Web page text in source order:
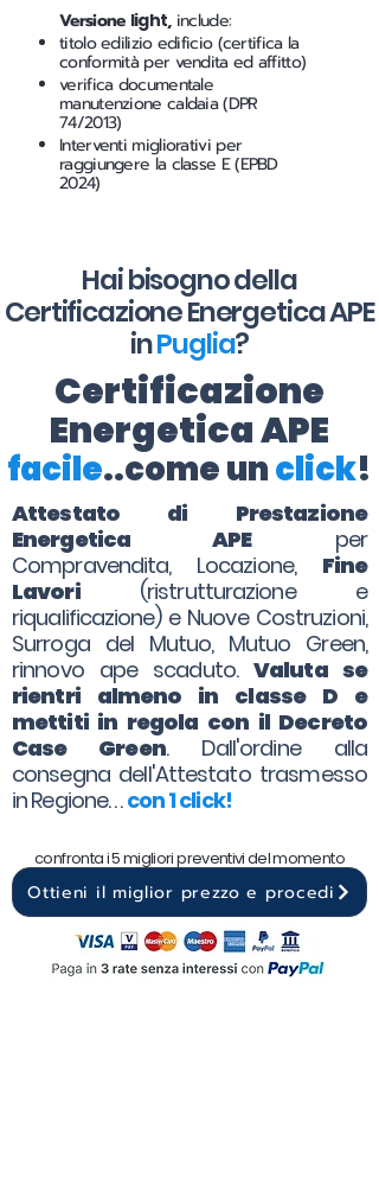
Versione light,include:
titolo edilizio edificio (certifica la
conformità per vendita ed affitto)
verifica documentale
manutenzione caldaia (DPR
74/2013)
Interventi migliorativi per
raggiungere la classe E (EPBD
2024)
Hai bisogno della
Certificazione Energetica APE
inPuglia?
Certificazione
Energetica APE
facile..come unclick!
Attestato di Prestazione
Energetica APEper
Compravendita, Locazione, Fine
Lavori(ristrutturazione e
riqualificazione) e Nuove Costruzioni,
Surroga del Mutuo, Mutuo Green,
rinnovo ape scaduto.Valuta se
rientri almeno in classe D e
mettiti in regola con il Decreto
Case Green. Dall'ordine alla
consegna dell'Attestato trasmesso
in Regione. . .con 1 click!
confronta i 5 migliori preventivi del momento
Ottieni il miglior prezzo e procedi